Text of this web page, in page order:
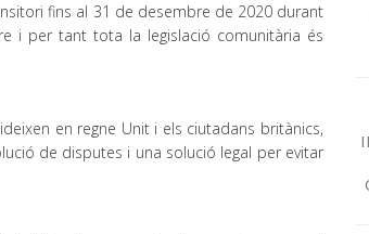
fins al 31 de desembre de 2020 durant
i per tant tota la legislació comunitària és
en regne Unit i els ciutadans britànics,
de disputes i una solució legal per evitar